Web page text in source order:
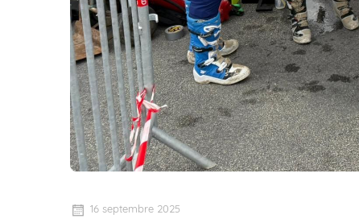
16 septembre 2025